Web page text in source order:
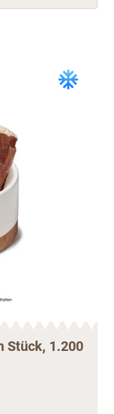
Stück, 1.200